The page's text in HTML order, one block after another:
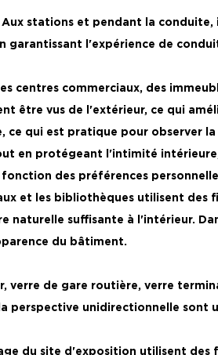
stations et pendant la
l'expérience de
centres commerciaux, des
être vus de l'extérieur, ce qui
qui est pratique pour observer
en protégeant l'intimité
des préférences
et les bibliothèques utilisent
naturelle suffisante à l'intérieur.
du bâtiment.
verre de gare routière, verre
perspective unidirectionnelle
du site d'exposition utilisent